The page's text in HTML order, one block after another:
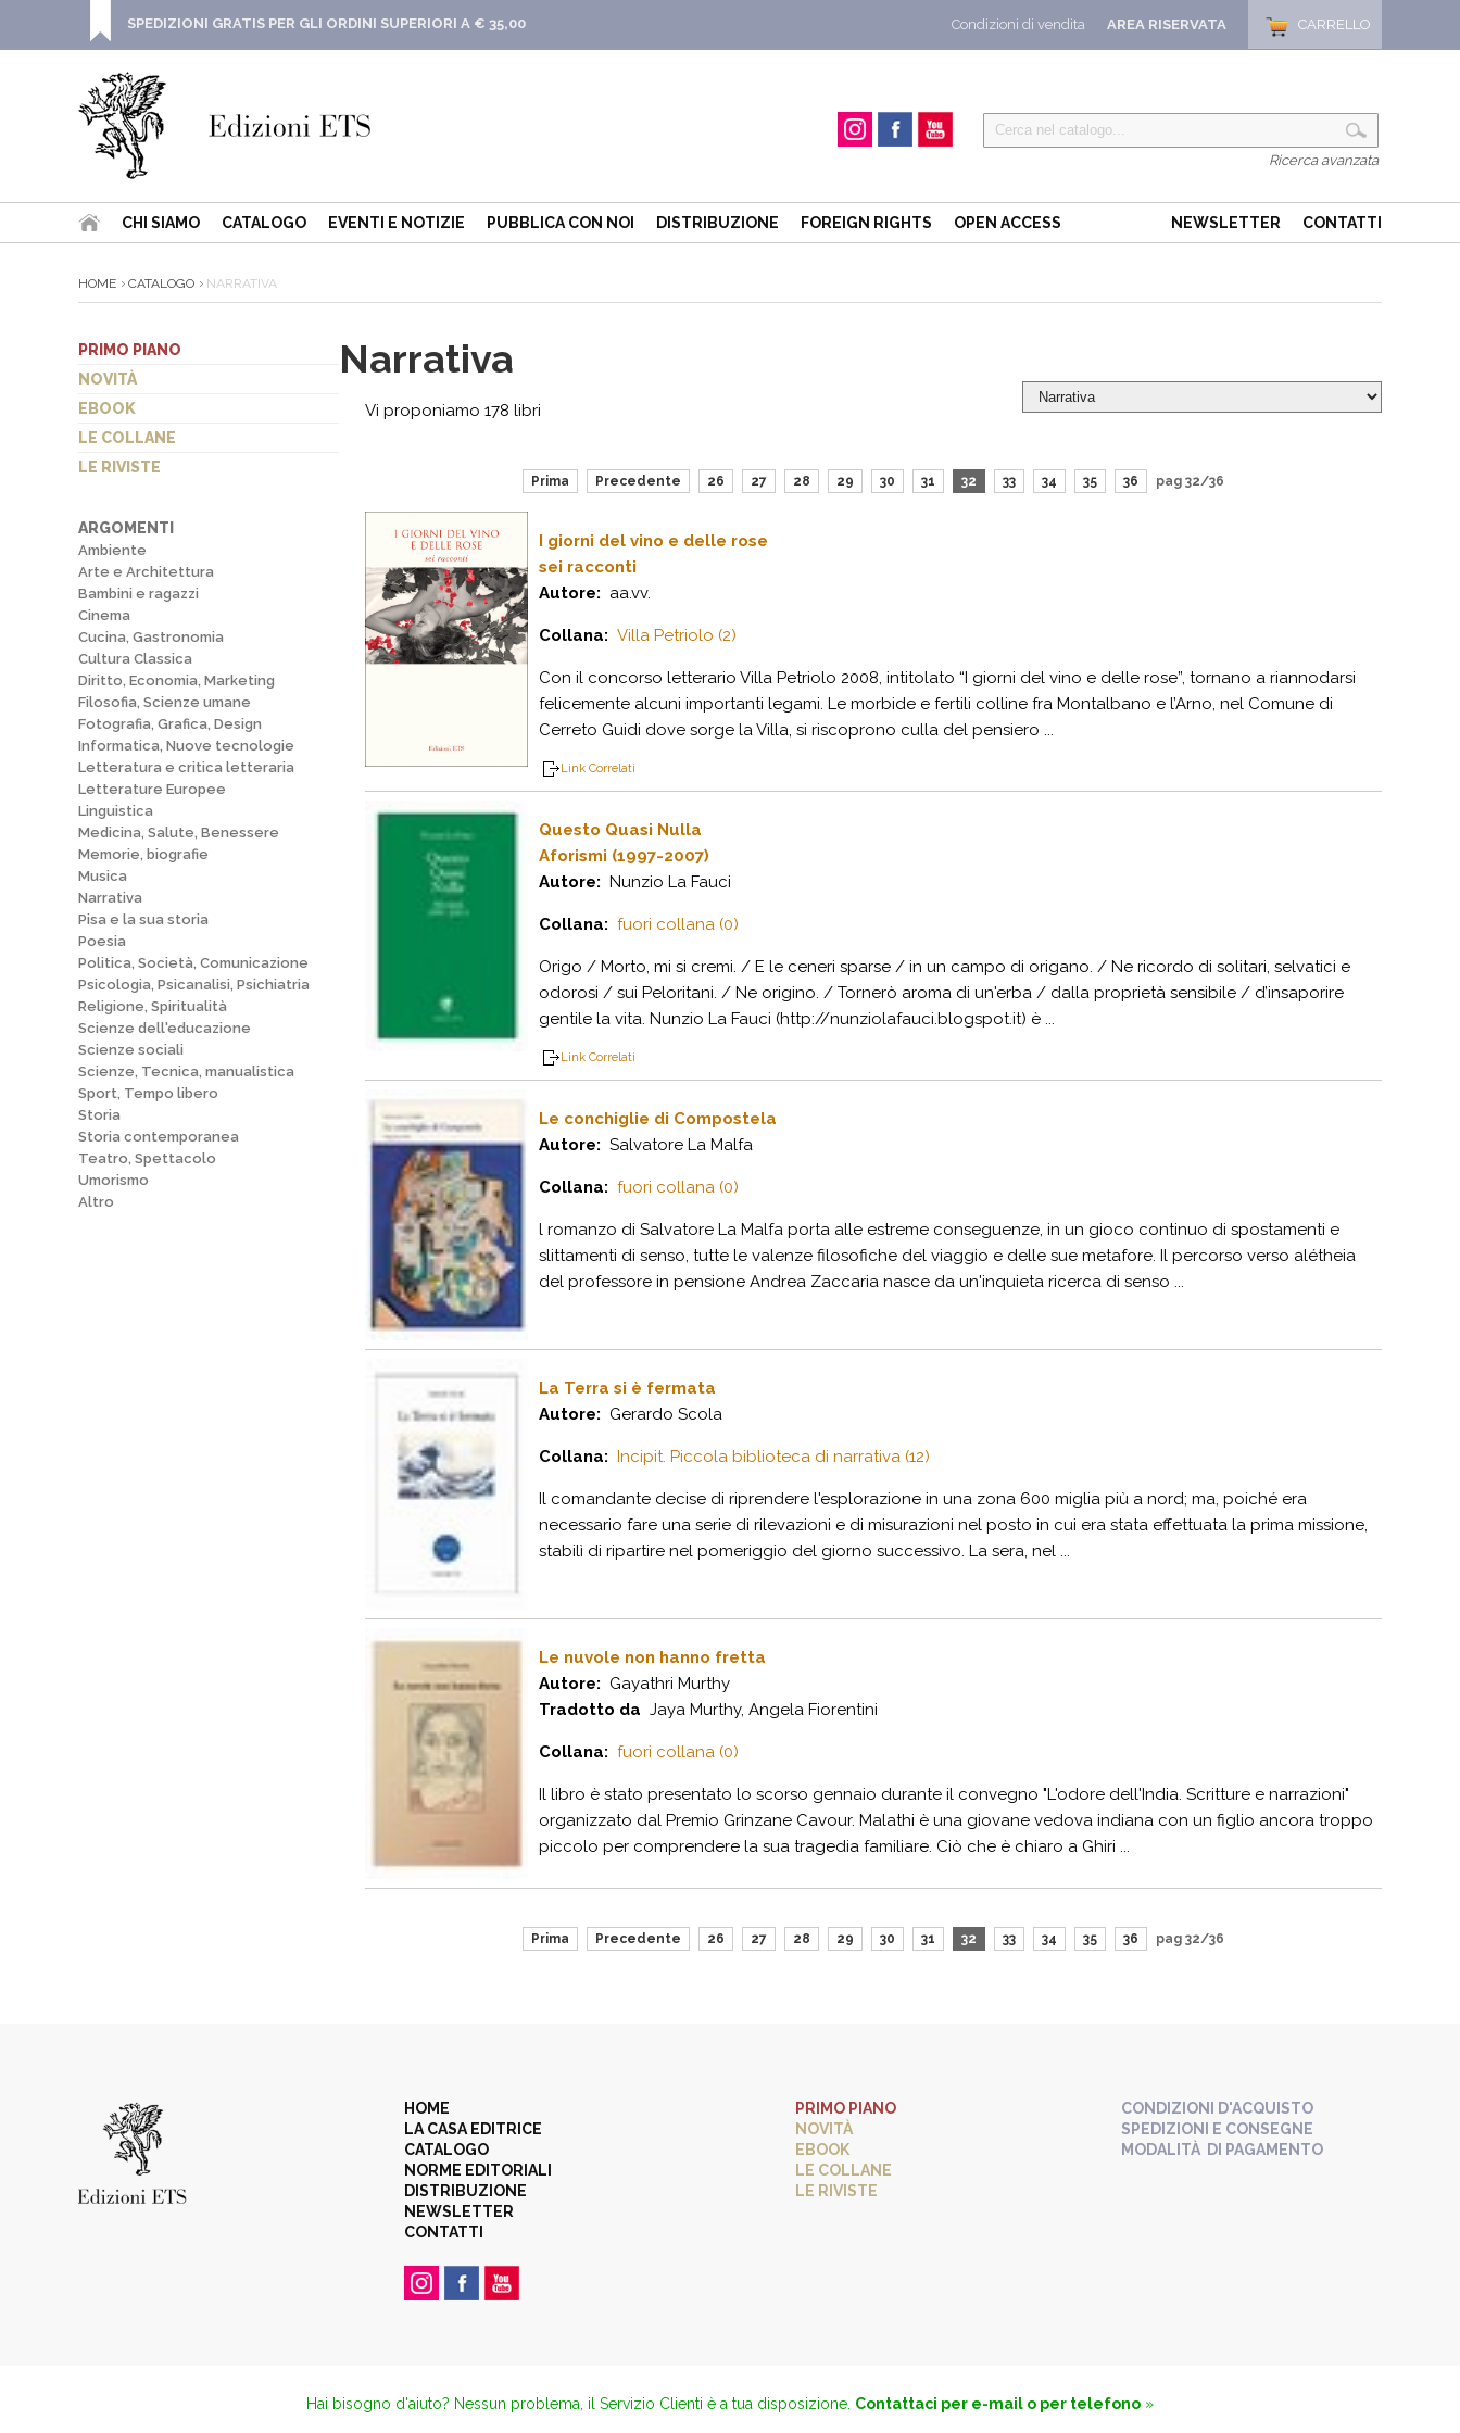
CARRELLO
AREA RISERVATA
Condizioni di vendita
SPEDIZIONI GRATIS PER GLI ORDINI SUPERIORI A € 35,00
Ricerca avanzata
CHI SIAMO CATALOGO EVENTI E NOTIZIE PUBBLICA CON NOI DISTRIBUZIONE FOREIGN RIGHTS OPEN ACCESS NEWSLETTER CONTATTI
HOME CATALOGO NARRATIVA
PRIMO PIANO
NOVITÀ
EBOOK
LE COLLANE
LE RIVISTE
ARGOMENTI
Ambiente
Arte e Architettura
Bambini e ragazzi
Cinema
Cucina, Gastronomia
Cultura Classica
Diritto, Economia, Marketing
Filosofia, Scienze umane
Fotografia, Grafica, Design
Informatica, Nuove tecnologie
Letteratura e critica letteraria
Letterature Europee
Linguistica
Medicina, Salute, Benessere
Memorie, biografie
Musica
Narrativa
Pisa e la sua storia
Poesia
Politica, Società, Comunicazione
Psicologia, Psicanalisi, Psichiatria
Religione, Spiritualità
Scienze dell'educazione
Scienze sociali
Scienze, Tecnica, manualistica
Sport, Tempo libero
Storia
Storia contemporanea
Teatro, Spettacolo
Umorismo
Altro
Narrativa
Vi proponiamo 178 libri
Prima Precedente 26 27 28 29 30 31 32 33 34 35 36 pag 32/36
I giorni del vino e delle rose
sei racconti
Autore: aa.vv.
Collana: Villa Petriolo (2)
Con il concorso letterario Villa Petriolo 2008, intitolato “I giorni del vino e delle rose”, tornano a riannodarsi
felicemente alcuni importanti legami. Le morbide e fertili colline fra Montalbano e l’Arno, nel Comune di
Cerreto Guidi dove sorge la Villa, si riscoprono culla del pensiero ...
Link Correlati
Questo Quasi Nulla
Aforismi (1997-2007)
Autore: Nunzio La Fauci
Collana: fuori collana (0)
Origo / Morto, mi si cremi. / E le ceneri sparse / in un campo di origano. / Ne ricordo di solitari, selvatici e
odorosi / sui Peloritani. / Ne origino. / Tornerò aroma di un'erba / dalla proprietà sensibile / d’insaporire
gentile la vita. Nunzio La Fauci (http://nunziolafauci.blogspot.it) è ...
Link Correlati
Le conchiglie di Compostela
Autore: Salvatore La Malfa
Collana: fuori collana (0)
l romanzo di Salvatore La Malfa porta alle estreme conseguenze, in un gioco continuo di spostamenti e
slittamenti di senso, tutte le valenze filosofiche del viaggio e delle sue metafore. Il percorso verso alétheia
del professore in pensione Andrea Zaccaria nasce da un'inquieta ricerca di senso ...
La Terra si è fermata
Autore: Gerardo Scola
Collana: Incipit. Piccola biblioteca di narrativa (12)
Il comandante decise di riprendere l'esplorazione in una zona 600 miglia più a nord; ma, poiché era
necessario fare una serie di rilevazioni e di misurazioni nel posto in cui era stata effettuata la prima missione,
stabilì di ripartire nel pomeriggio del giorno successivo. La sera, nel ...
Le nuvole non hanno fretta
Autore: Gayathri Murthy
Tradotto da Jaya Murthy, Angela Fiorentini
Collana: fuori collana (0)
Il libro è stato presentato lo scorso gennaio durante il convegno "L'odore dell'India. Scritture e narrazioni"
organizzato dal Premio Grinzane Cavour. Malathi è una giovane vedova indiana con un figlio ancora troppo
piccolo per comprendere la sua tragedia familiare. Ciò che è chiaro a Ghiri ...
Prima Precedente 26 27 28 29 30 31 32 33 34 35 36 pag 32/36
HOME
LA CASA EDITRICE
CATALOGO
NORME EDITORIALI
DISTRIBUZIONE
NEWSLETTER
CONTATTI
PRIMO PIANO
NOVITÀ
EBOOK
LE COLLANE
LE RIVISTE
CONDIZIONI D'ACQUISTO
SPEDIZIONI E CONSEGNE
MODALITÀ DI PAGAMENTO
Hai bisogno d'aiuto? Nessun problema, il Servizio Clienti è a tua disposizione. Contattaci per e-mail o per telefono »